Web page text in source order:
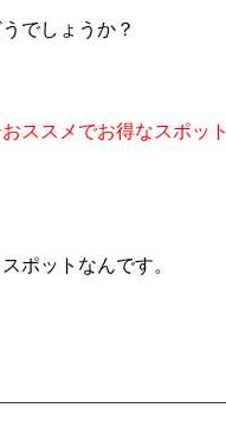
でしょうか？
ススメでお得なスポット
ポットなんです。